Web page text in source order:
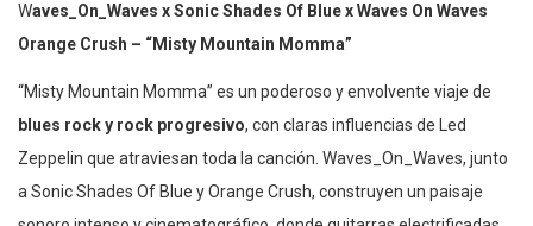
Waves_On_Waves x Sonic Shades Of Blue x Waves On Waves
Orange Crush – “Misty Mountain Momma”
“Misty Mountain Momma” es un poderoso y envolvente viaje de
blues rock y rock progresivo, con claras influencias de Led
Zeppelin que atraviesan toda la canción. Waves_On_Waves, junto
a Sonic Shades Of Blue y Orange Crush, construyen un paisaje